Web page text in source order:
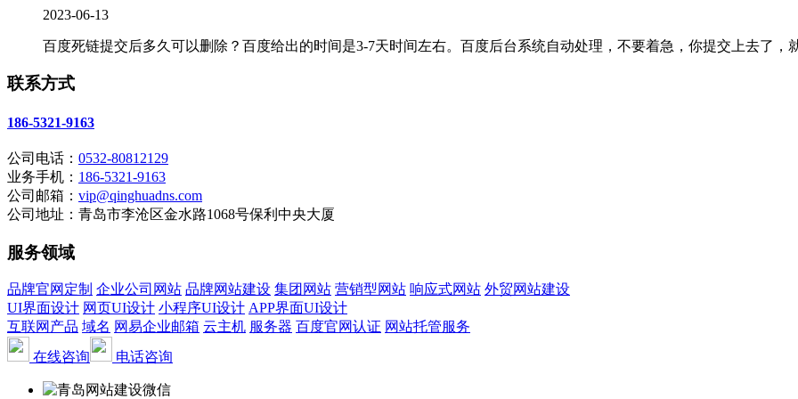
2023-06-13
百度死链提交后多久可以删除？百度给出的时间是3-7天时间左右。百度后台系统自动处理，不要着急，你提交上去了，
联系方式
186-5321-9163
公司电话： 0532-80812129
业务手机： 186-5321-9163
公司邮箱： vip@qinghuadns.com
公司地址：青岛市李沧区金水路1068号保利中央大厦
服务领域
品牌官网定制 企业公司网站 品牌网站建设 集团网站 营销型网站 响应式网站 外贸网站建设
UI界面设计 网页UI设计 小程序UI设计 APP界面UI设计
互联网产品 域名 网易企业邮箱 云主机 服务器 百度官网认证 网站托管服务
在线咨询
电话咨询